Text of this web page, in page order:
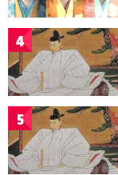
4
5